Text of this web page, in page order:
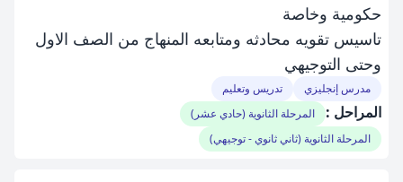
حكومية وخاصة
تاسيس تقويه محادثه ومتابعه المنهاج من الصف الاول
وحتى التوجيهي
مدرس إنجليزي تدريس وتعليم
المراحل :
المرحلة الثانوية (حادي عشر)
المرحلة الثانوية (ثاني ثانوي - توجيهي)